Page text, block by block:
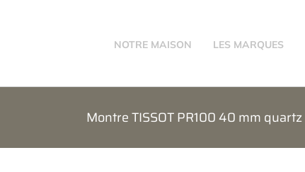
NOTRE MAISON LES MARQUES
Montre TISSOT PR100 40 mm quartz